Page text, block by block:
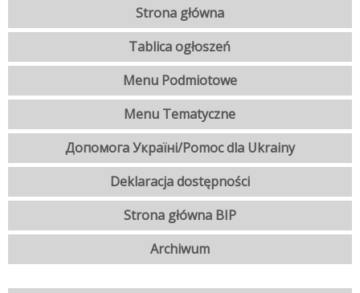
Strona główna
Tablica ogłoszeń
Menu Podmiotowe
Menu Tematyczne
Допомога Україні/Pomoc dla Ukrainy
Deklaracja dostępności
Strona główna BIP
Archiwum